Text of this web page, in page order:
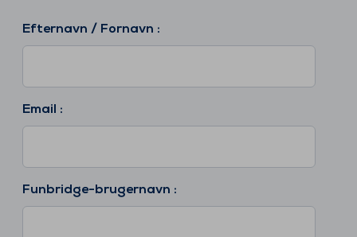
Efternavn / Fornavn :
Email :
Funbridge-brugernavn :